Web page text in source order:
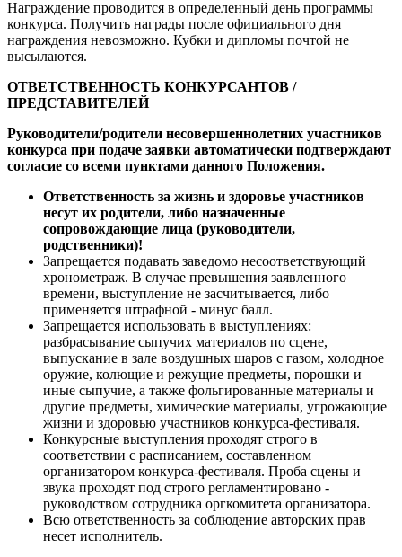
Награждение проводится в определенный день программы
конкурса. Получить награды после официального дня
награждения невозможно. Кубки и дипломы почтой не
высылаются.
ОТВЕТСТВЕННОСТЬ КОНКУРСАНТОВ /
ПРЕДСТАВИТЕЛЕЙ
Руководители/родители несовершеннолетних участников
конкурса при подаче заявки автоматически подтверждают
согласие со всеми пунктами данного Положения.
Ответственность за жизнь и здоровье участников
несут их родители, либо назначенные
сопровождающие лица (руководители,
родственники)!
Запрещается подавать заведомо несоответствующий
хронометраж. В случае превышения заявленного
времени, выступление не засчитывается, либо
применяется штрафной - минус балл.
Запрещается использовать в выступлениях:
разбрасывание сыпучих материалов по сцене,
выпускание в зале воздушных шаров с газом, холодное
оружие, колющие и режущие предметы, порошки и
иные сыпучие, а также фольгированные материалы и
другие предметы, химические материалы, угрожающие
жизни и здоровью участников конкурса-фестиваля.
Конкурсные выступления проходят строго в
соответствии с расписанием, составленном
организатором конкурса-фестиваля. Проба сцены и
звука проходят под строго регламентировано -
руководством сотрудника оргкомитета организатора.
Всю ответственность за соблюдение авторских прав
несет исполнитель.